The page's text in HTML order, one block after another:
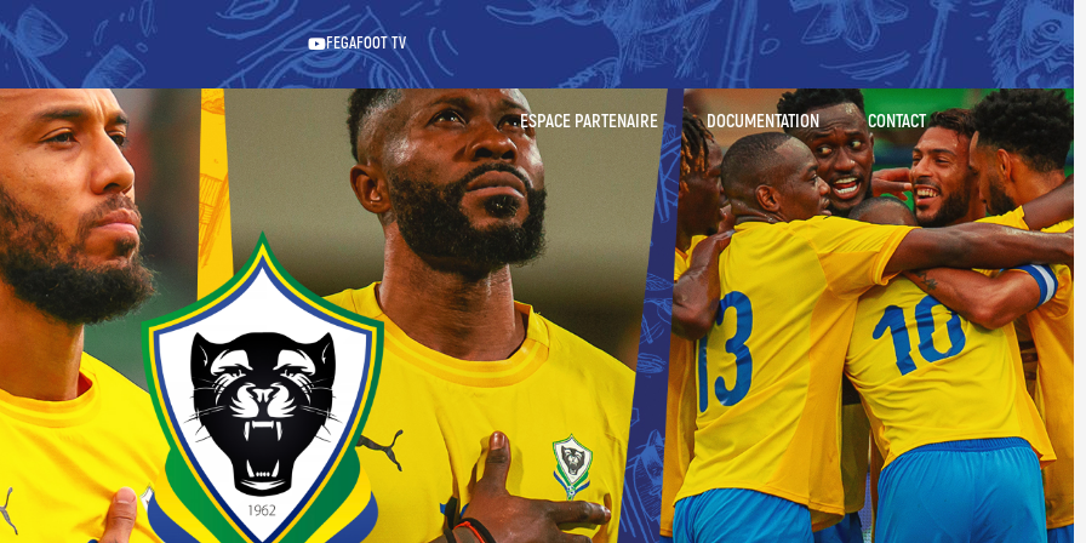
FEGAFOOT TV
CONTACT
DOCUMENTATION
ESPACE PARTENAIRE